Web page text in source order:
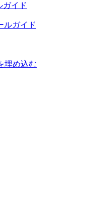
ガイド
ルガイド
埋め込む